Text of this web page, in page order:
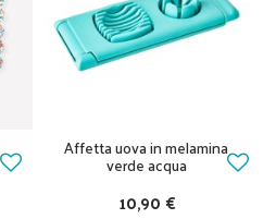
Affetta uova in melamina
verde acqua
10,90 €